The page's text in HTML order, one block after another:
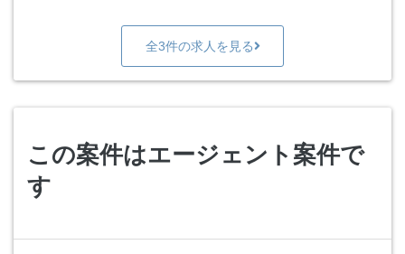
全3件の求人を見る
この案件はエージェント案件で
す